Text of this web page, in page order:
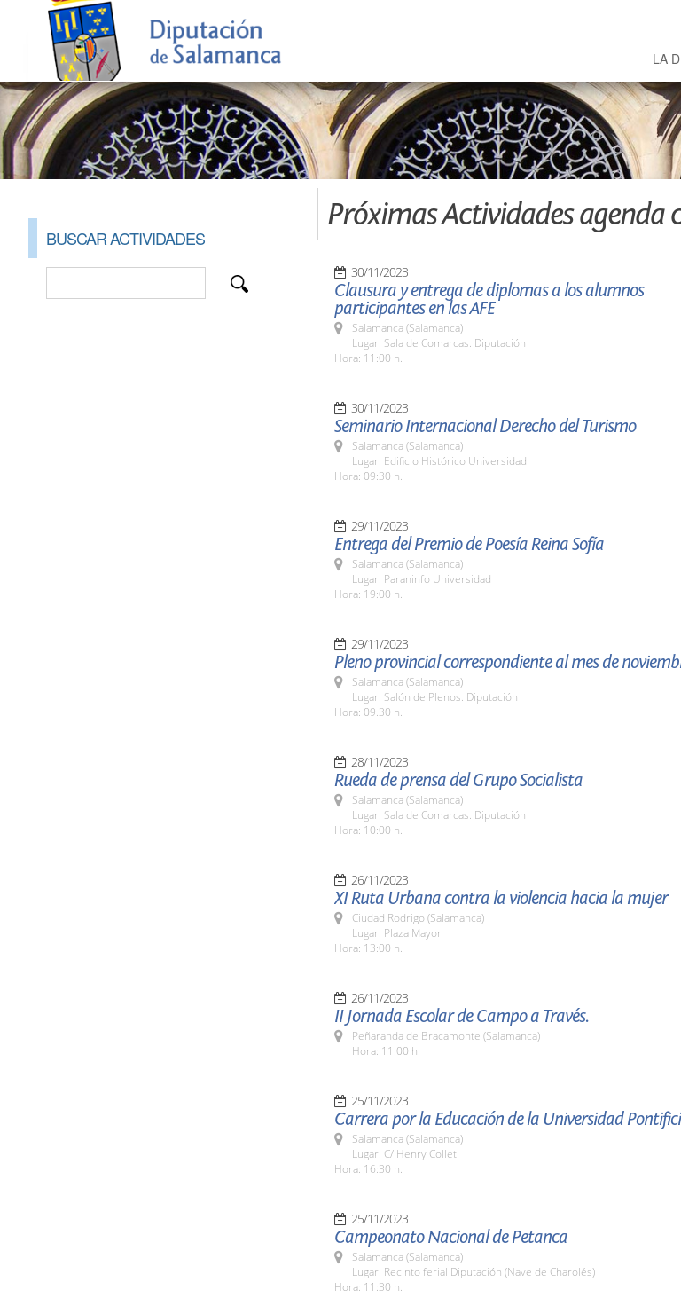
LA
BUSCAR ACTIVIDADES
Próximas Actividades agenda
30/11/2023
Clausura y entrega de diplomas a los alumnos
participantes en las AFE
Salamanca (Salamanca)
Lugar: Sala de Comarcas. Diputación
Hora: 11:00 h.
30/11/2023
Seminario Internacional Derecho del Turismo
Salamanca (Salamanca)
Lugar: Edificio Histórico Universidad
Hora: 09:30 h.
29/11/2023
Entrega del Premio de Poesía Reina Sofía
Salamanca (Salamanca)
Lugar: Paraninfo Universidad
Hora: 19:00 h.
29/11/2023
Pleno provincial correspondiente al mes de
Salamanca (Salamanca)
Lugar: Salón de Plenos. Diputación
Hora: 09.30 h.
28/11/2023
Rueda de prensa del Grupo Socialista
Salamanca (Salamanca)
Lugar: Sala de Comarcas. Diputación
Hora: 10:00 h.
26/11/2023
XI Ruta Urbana contra la violencia hacia la mujer
Ciudad Rodrigo (Salamanca)
Lugar: Plaza Mayor
Hora: 13:00 h.
26/11/2023
II Jornada Escolar de Campo a Través.
Peñaranda de Bracamonte (Salamanca)
Hora: 11:00 h.
25/11/2023
Carrera por la Educación de la Universidad
Salamanca (Salamanca)
Lugar: C/ Henry Collet
Hora: 16:30 h.
25/11/2023
Campeonato Nacional de Petanca
Salamanca (Salamanca)
Lugar: Recinto ferial Diputación (Nave de Charolés)
Hora: 11:30 h.